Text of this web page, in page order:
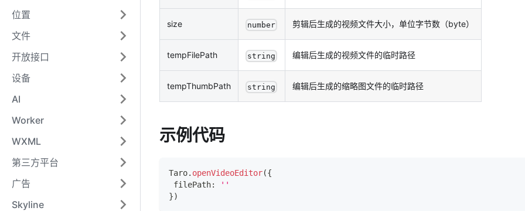
位置
文件
开放接口
设备
AI
Worker
WXML
第三方平台
广告
Skyline
size number 剪辑后生成的视频文件大小，单位字节数（byte）
tempFilePath string 编辑后生成的视频文件的临时路径
tempThumbPath string 编辑后生成的缩略图文件的临时路径
示例代码
Taro. openVideoEditor({
filePath:
''
})